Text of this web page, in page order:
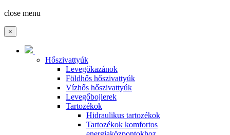
close menu
×
Hőszivattyúk
Levegőkazánok
Földhős hőszivattyúk
Vízhős hőszivattyúk
Levegőbojlerek
Tartozékok
Hidraulikus tartozékok
Tartozékok komfortos